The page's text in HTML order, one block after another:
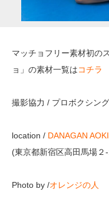
マッチョフリー素材初の
ョ」の素材一覧はコチラ
撮影協力 / プロボクシン
location / DANAGAN
(東京都新宿区高田馬場
Photo by /オレンジの人